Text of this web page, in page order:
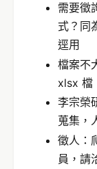
需要徵
式？同
逕用
檔案不
xlsx 檔
李宗榮
蒐集，
徵人：
員，請